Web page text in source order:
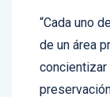
“Cada uno
de un área
concientizar